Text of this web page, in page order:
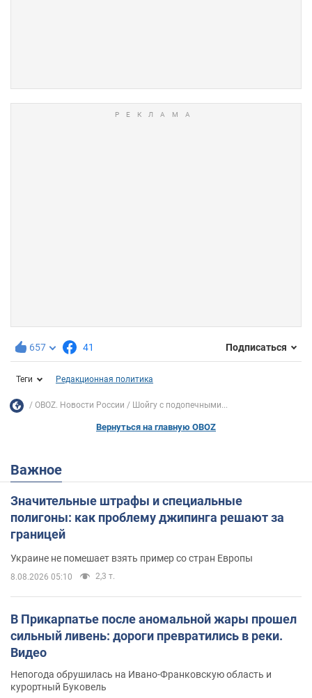
657 41 Подписаться
Теги Редакционная политика
OBOZ. Новости России Шойгу с подопечными...
Вернуться на главную OBOZ
Важное
Значительные штрафы и специальные
полигоны: как проблему джипинга решают за
границей
Украине не помешает взять пример со стран Европы
8.08.2026 05:10 2,3 т.
В Прикарпатье после аномальной жары прошел
сильный ливень: дороги превратились в реки.
Видео
Непогода обрушилась на Ивано-Франковскую область и
курортный Буковель